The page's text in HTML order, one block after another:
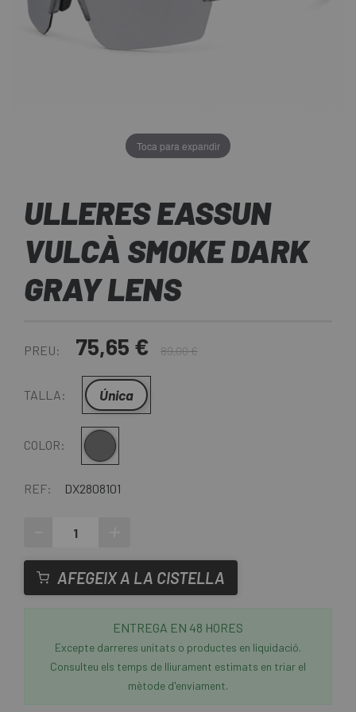
Toca para expandir
ULLERES EASSUN
VULCÀ SMOKE DARK
GRAY LENS
PREU: 75,65 € 89,00 €
TALLA: Única
COLOR:
REF: DX2808101
AFEGEIX A LA CISTELLA
ENTREGA EN 48 HORES
Excepte darreres unitats o productes en liquidació.
Consulteu els temps de lliurament estimats en triar el
mètode d'enviament.